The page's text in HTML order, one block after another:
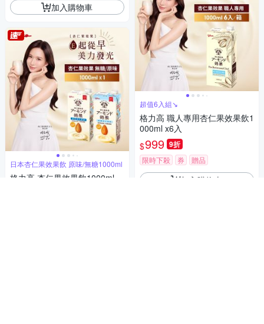
加入購物車
日本杏仁果效果飲 原味/無糖1000ml
格力高 杏仁果效果飲1000ml
超值6入組↘︎
格力高 職人專用杏仁果效果飲1
000ml x6入
$999 9折
限時下殺 券 贈品
加入購物車